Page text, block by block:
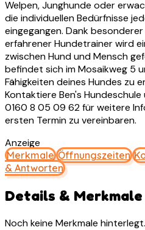
Welpen, Junghunde oder
die individuellen Bedürfnisse
eingegangen. Dank
erfahrener Hundetrainer wird
zwischen Hund und Mensch
befindet sich im Mosaikweg 5
Fähigkeiten deines Hundes zu
Kontaktiere Ben's
0160 8 05 09 62 für weitere
ersten Termin zu vereinbaren.
Anzeige
Merkmale Öffnungszeiten
& Antworten
Details & Merkmale
Noch keine Merkmale